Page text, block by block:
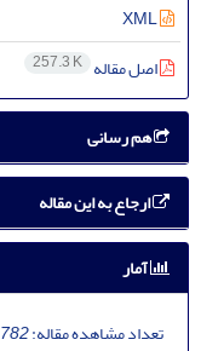
XML
اصل مقاله 257.3 K
هم رسانی
ارجاع به این مقاله
آمار
تعداد مشاهده مقاله:782